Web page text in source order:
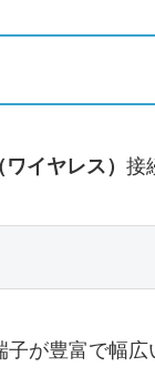
イヤレス） 接
が豊富で幅